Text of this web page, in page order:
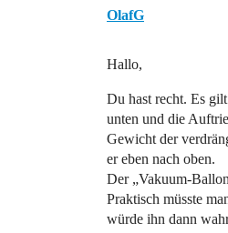
OlafG
Hallo,
Du hast recht. Es
unten und die
Gewicht der
er eben nach oben.
Der „Vakuum-
Praktisch müsste
würde ihn dann